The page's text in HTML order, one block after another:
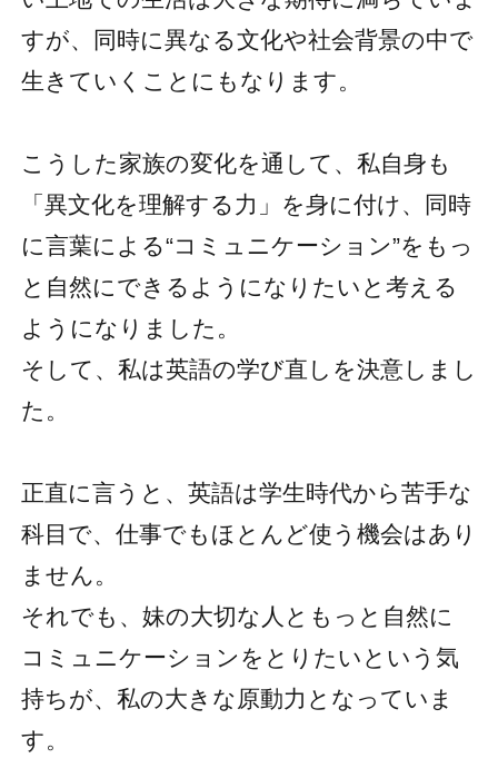
すが、同時に異なる文化や社会背景の中で
生きていくことにもなります。
こうした家族の変化を通して、私自身も
「異文化を理解する力」を身に付け、同時
に言葉による“コミュニケーション”をもっ
と自然にできるようになりたいと考える
ようになりました。
そして、私は英語の学び直しを決意しまし
た。
正直に言うと、英語は学生時代から苦手な
科目で、仕事でもほとんど使う機会はあり
ません。
それでも、妹の大切な人ともっと自然に
コミュニケーションをとりたいという気
持ちが、私の大きな原動力となっていま
す。